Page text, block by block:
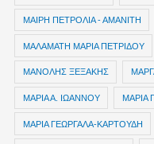
ΜΑΙΡΗ ΠΕΤΡΟΛΙΑ - ΑΜΑΝΙΤΗ
ΜΑΛΑΜΑΤΗ ΜΑΡΙΑ ΠΕΤΡΙΔΟΥ
ΜΑΝΟΛΗΣ ΞΕΞΑΚΗΣ
ΜΑΡΙΑ Α. ΙΩΑΝΝΟΥ ΜΑΡΙΑ
ΜΑΡΙΑ ΓΕΩΡΓΑΛΑ-ΚΑΡΤΟΥΔΗ